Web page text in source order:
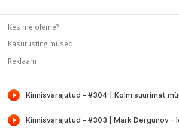
Kes me oleme?
Kasutustingimused
Reklaam